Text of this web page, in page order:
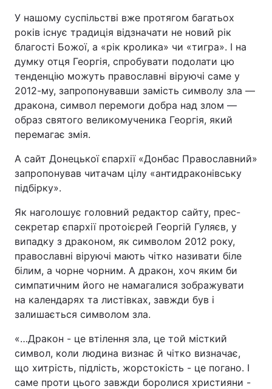
У нашому суспільстві вже протягом багатьох
років існує традиція відзначати не новий рік
благості Божої, а «рік кролика» чи «тигра». І на
думку отця Георгія, спробувати подолати цю
тенденцію можуть православні віруючі саме у
2012-му, запропонувавши замість символу зла —
дракона, символ перемоги добра над злом —
образ святого великомученика Георгія, який
перемагає змія.
А сайт Донецької єпархії «Донбас Православний»
запропонував читачам цілу «антидраконівську
підбірку».
Як наголошує головний редактор сайту, прес-
секретар єпархії протоієрей Георгій Гуляєв, у
випадку з драконом, як символом 2012 року,
православні віруючі мають чітко називати біле
білим, а чорне чорним. А дракон, хоч яким би
симпатичним його не намагалися зображувати
на календарях та листівках, завжди був і
залишається символом зла.
«…Дракон - це втілення зла, це той місткий
символ, коли людина визнає й чітко визначає,
що хитрість, підлість, жорстокість - це погано. І
саме проти цього завжди боролися християни -